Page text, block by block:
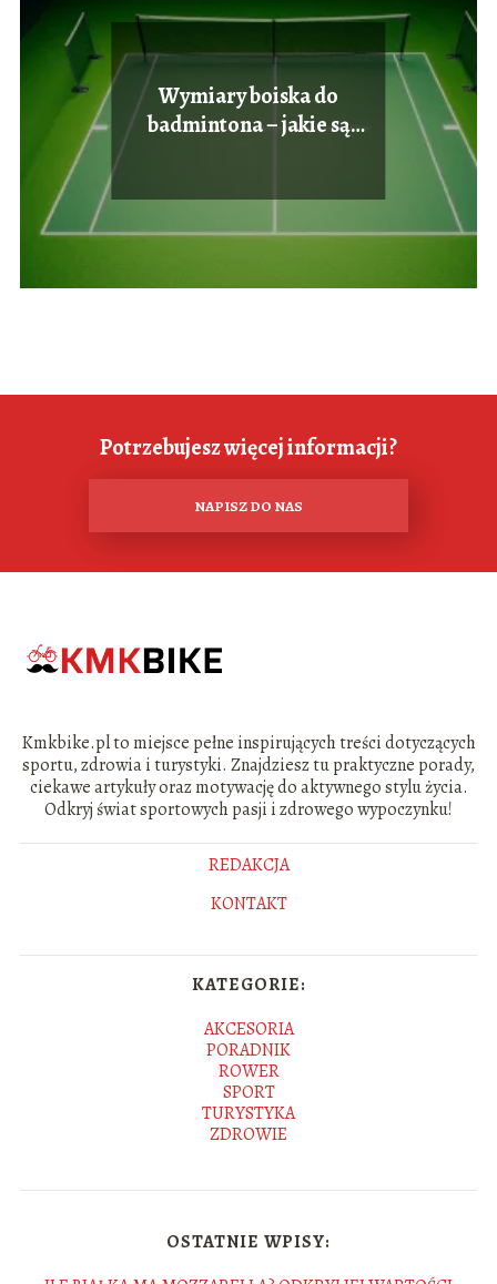
Wymiary boiska do
badmintona – jakie są
Potrzebujesz więcej informacji?
NAPISZ DO NAS
Kmkbike.pl to miejsce pełne inspirujących treści dotyczących
sportu, zdrowia i turystyki. Znajdziesz tu praktyczne porady,
ciekawe artykuły oraz motywację do aktywnego stylu życia.
Odkryj świat sportowych pasji i zdrowego wypoczynku!
REDAKCJA
KONTAKT
KATEGORIE:
AKCESORIA
PORADNIK
ROWER
SPORT
TURYSTYKA
ZDROWIE
OSTATNIE WPISY: